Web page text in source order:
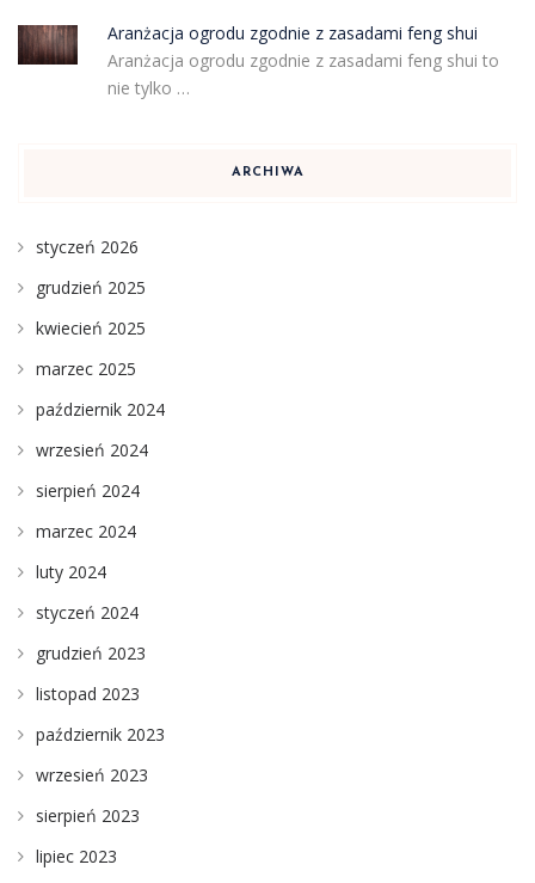
Aranżacja ogrodu zgodnie z zasadami feng shui
Aranżacja ogrodu zgodnie z zasadami feng shui to
nie tylko …
ARCHIWA
styczeń 2026
grudzień 2025
kwiecień 2025
marzec 2025
październik 2024
wrzesień 2024
sierpień 2024
marzec 2024
luty 2024
styczeń 2024
grudzień 2023
listopad 2023
październik 2023
wrzesień 2023
sierpień 2023
lipiec 2023